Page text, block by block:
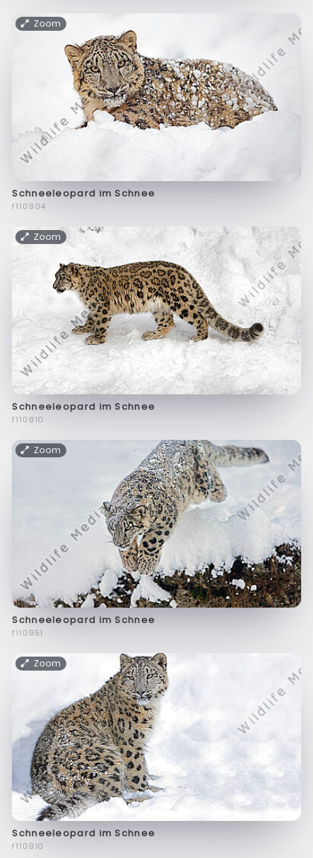
Zoom
Schneeleopard im Schnee
f110904
Zoom
Schneeleopard im Schnee
f110810
Zoom
Schneeleopard im Schnee
f110951
Zoom
Schneeleopard im Schnee
f110910